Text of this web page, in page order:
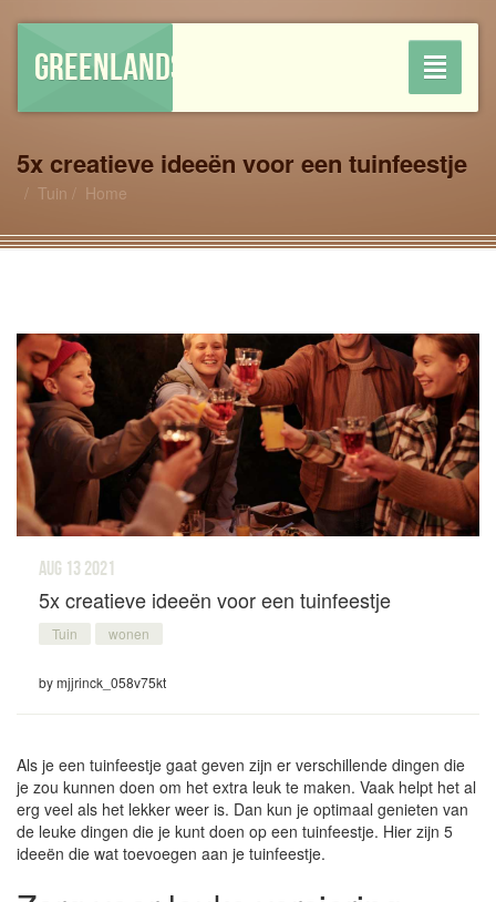
GREENLANDSHOP
Toggle
5x creatieve ideeën voor een tuinfeestje
Home
Tuin
aug 13 2021
5x creatieve ideeën voor een tuinfeestje
Tuin wonen
by mjjrinck_058v75kt
Als je een tuinfeestje gaat geven zijn er verschillende dingen die
je zou kunnen doen om het extra leuk te maken. Vaak helpt het al
erg veel als het lekker weer is. Dan kun je optimaal genieten van
de leuke dingen die je kunt doen op een tuinfeestje. Hier zijn 5
ideeën die wat toevoegen aan je tuinfeestje.